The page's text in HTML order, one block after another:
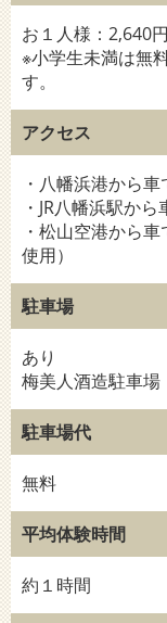
お１人様：2,640
※小学生未満は無
す。
アクセス
・八幡浜港から
・JR八幡浜駅か
・松山空港から
使用）
駐車場
あり
梅美人酒造駐車場
駐車場代
無料
平均体験時間
約１時間